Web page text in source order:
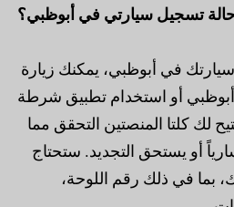
تسجيل سيارتي في أبوظبي؟
في أبوظبي، يمكنك زيارة
أو استخدام تطبيق شرطة
لك كلتا المنصتين التحقق مما
أو يستحق التجديد. ستحتاج
بما في ذلك رقم اللوحة،